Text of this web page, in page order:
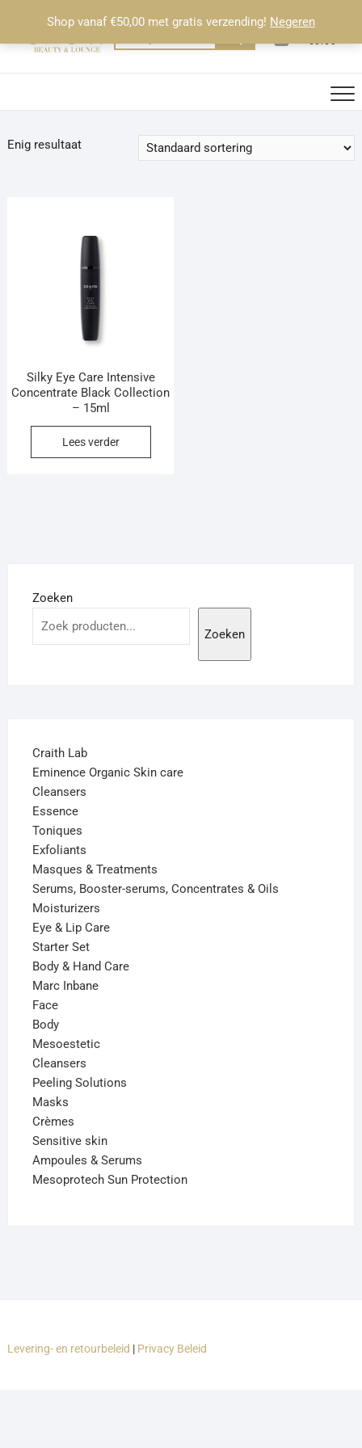
Shop vanaf €50,00 met gratis verzending! Negeren
de
naar:
0
Totaal
€0.00
Enig resultaat
Silky Eye Care Intensive
Concentrate Black Collection
– 15ml
Lees verder
Zoeken
Zoeken
Craith Lab
Eminence Organic Skin care
Cleansers
Essence
Toniques
Exfoliants
Masques & Treatments
Serums, Booster-serums, Concentrates & Oils
Moisturizers
Eye & Lip Care
Starter Set
Body & Hand Care
Marc Inbane
Face
Body
Mesoestetic
Cleansers
Peeling Solutions
Masks
Crèmes
Sensitive skin
Ampoules & Serums
Mesoprotech Sun Protection
Levering- en retourbeleid | Privacy Beleid